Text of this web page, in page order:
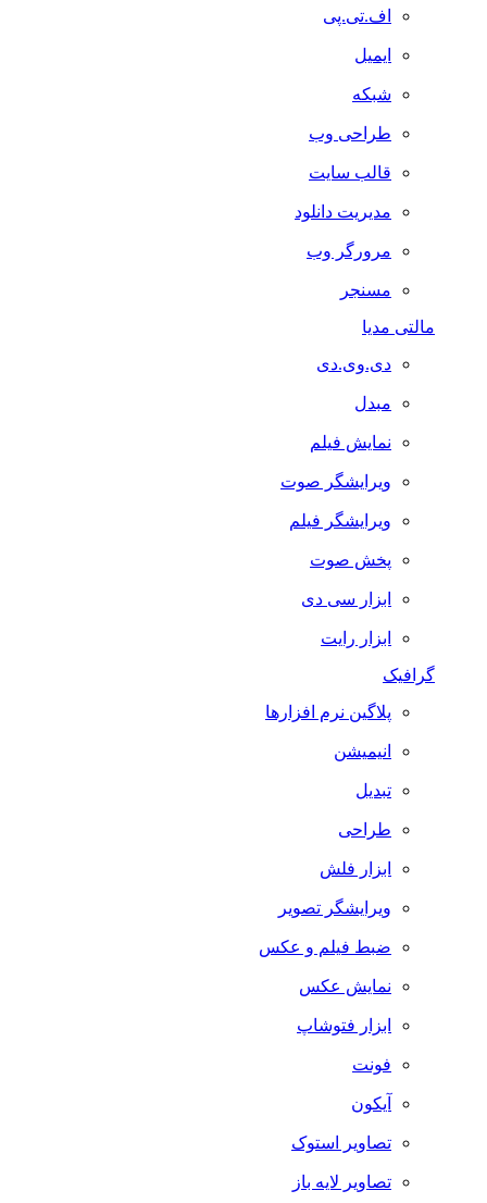
اف.تی.پی
ایمیل
شبکه
طراحی وب
قالب سایت
مدیریت دانلود
مرورگر وب
مسنجر
مالتی مدیا
دی.وی.دی
مبدل
نمایش فیلم
ویرایشگر صوت
ویرایشگر فیلم
پخش صوت
ابزار سی دی
ابزار رایت
گرافیک
پلاگین نرم افزارها
انیمیشن
تبدیل
طراحی
ابزار فلش
ویرایشگر تصویر
ضبط فيلم و عكس
نمایش عکس
ابزار فتوشاپ
فونت
آیکون
تصاویر استوک
تصاویر لایه باز